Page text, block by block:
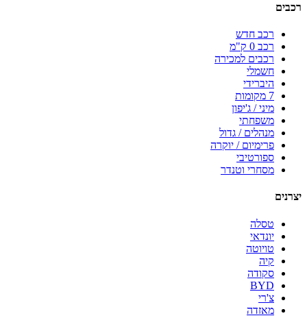
רכבים
רכב חדש
רכב 0 ק"מ
רכבים למכירה
חשמלי
היברידי
7 מקומות
מיני / ג'יפון
משפחתי
מנהלים / גדול
פרימיום / יוקרה
ספורטיבי
מסחרי וטנדר
יצרנים
טסלה
יונדאי
טויוטה
קיה
סקודה
BYD
צ'רי
מאזדה